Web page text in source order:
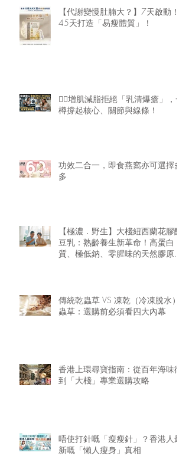
【代謝變慢肚腩大？】7天啟動！
45天打造「易瘦體質」！
🏋️‍♂️增肌減脂拒絕「乳清爆瘡」，一
樽撐起核心、關節與線條！
功效二合一，即食燕窩亦可選擇多
多
【極濃．野生】大棧紐西蘭花膠醇
豆乳：熟齡養生新革命！高蛋白
質、極低鈉、零腥味的天然膠原精
傳統乾蟲草 VS 凍乾（冷凍脫水）
蟲草：選購前必須看四大內幕
香港上環尋寶指南：從百年海味街
到「大棧」專業選購攻略
唔使打針嘅「瘦瘦針」？香港人最
新嘅「懶人瘦身」真相